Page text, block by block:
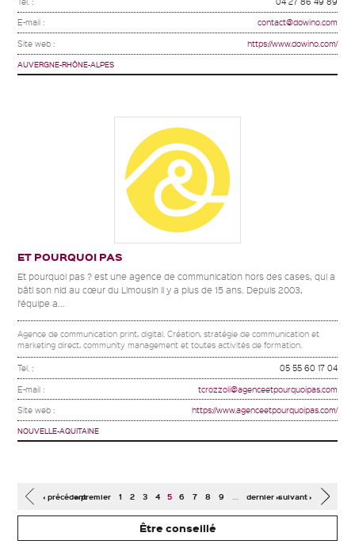
E-mail : contact@dowino.com
Site web : https://www.dowino.com/
AUVERGNE-RHÔNE-ALPES
ET POURQUOI PAS
Et pourquoi pas ? est une agence de communication hors des cases, qui a
bâti son nid au cœur du Limousin il y a plus de 15 ans. Depuis 2003,
l’équipe a...
Agence de communication print, digital. Création, stratégie de communication et
marketing direct, community management et toutes activités de formation.
Tel. : 05 55 60 17 04
E-mail : tcrozzoli@agenceetpourquoipas.com
Site web : https://www.agenceetpourquoipas.com/
NOUVELLE-AQUITAINE
Pages
« premier
‹ précédent 1 2 3 4 5 6 7 8 9 suivant ›
dernier »
Être conseillé